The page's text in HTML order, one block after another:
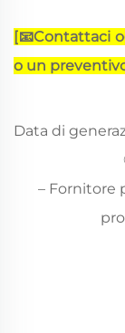
[📧Contattaci
o un
Data di
– Fornitore